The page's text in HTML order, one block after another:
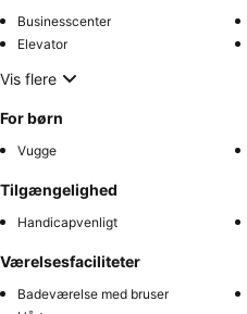
Businesscenter
Elevator
Vis flere
For børn
Vugge
Tilgængelighed
Handicapvenligt
Værelsesfaciliteter
Badeværelse med bruser